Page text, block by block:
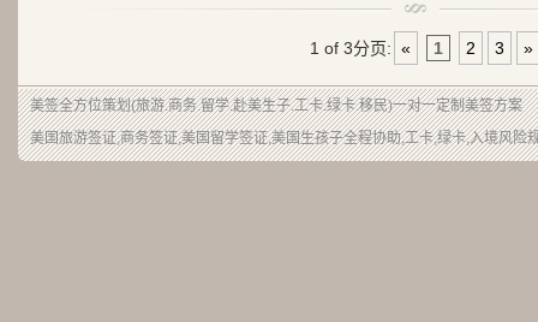
1 of 3分页: « 1 2 3 »
美签全方位策划(旅游.商务.留学.赴美生子.工卡.绿卡.移民)一对一定制美签方案
美国旅游签证,商务签证,美国留学签证,美国生孩子全程协助,工卡,绿卡,入境风险